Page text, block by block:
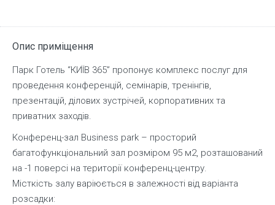
Опис приміщення
Парк Готель “КИЇВ 365” пропонує комплекс послуг для
проведення конференцій, семінарів, тренінгів,
презентацій, ділових зустрічей, корпоративних та
приватних заходів.
Конференц-зал Business park – просторий
багатофункціональний зал розміром 95 м2, розташований
на -1 поверсі на території конференц-центру.
Місткість залу варіюється в залежності від варіанта
розсадки: